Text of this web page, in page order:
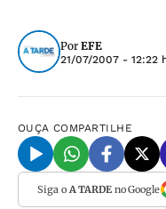
Por EFE
21/07/2007 - 12:22
OUÇA COMPARTILHE
Siga o A TARDEno Google